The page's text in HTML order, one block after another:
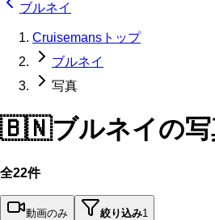
ブルネイ
Cruisemansトップ
ブルネイ
写真
🇧🇳ブルネイの
全22件
動画のみ 絞り込み1